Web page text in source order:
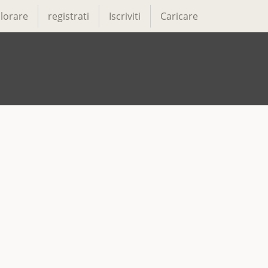
registrati Iscriviti Caricare